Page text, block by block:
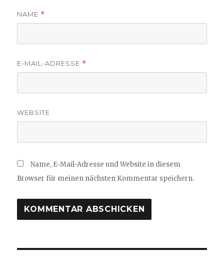
NAME *
E-MAIL-ADRESSE *
WEBSITE
Name, E-Mail-Adresse und Website in diesem
Browser für meinen nächsten Kommentar speichern.